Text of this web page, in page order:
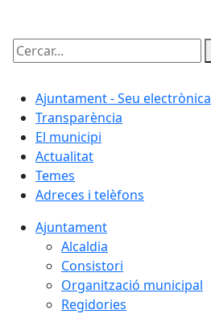
Cercar:
Ajuntament - Seu electrònica
Transparència
El municipi
Actualitat
Temes
Adreces i telèfons
Ajuntament
Alcaldia
Consistori
Organització municipal
Regidories